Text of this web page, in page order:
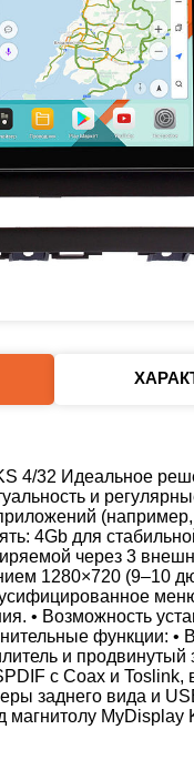
4/32 Идеальное
и
4Gb для
через 3
1280×720 (9–10
• Возможность
функции: •
и
с Coax и Toslink,
заднего вида и
MyDisplay